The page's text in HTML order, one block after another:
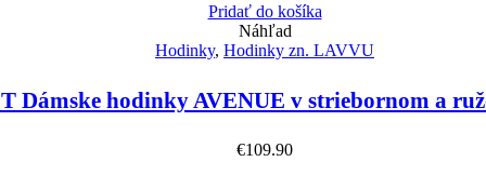
Pridať do košíka
Náhľad
Hodinky, Hodinky zn. LAVVU
Dámske hodinky AVENUE v striebornom a
€109.90